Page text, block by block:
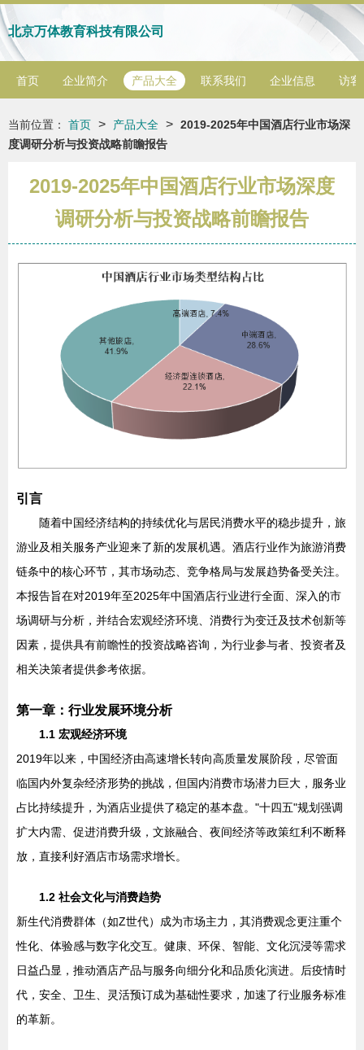
北京万体教育科技有限公司
首页 企业简介 产品大全 联系我们 企业信息 访客
当前位置： 首页 > 产品大全 > 2019-2025年中国酒店行业市场深
度调研分析与投资战略前瞻报告
2019-2025年中国酒店行业市场深度
调研分析与投资战略前瞻报告
引言
随着中国经济结构的持续优化与居民消费水平的稳步提升，旅
游业及相关服务产业迎来了新的发展机遇。酒店行业作为旅游消费
链条中的核心环节，其市场动态、竞争格局与发展趋势备受关注。
本报告旨在对2019年至2025年中国酒店行业进行全面、深入的市
场调研与分析，并结合宏观经济环境、消费行为变迁及技术创新等
因素，提供具有前瞻性的投资战略咨询，为行业参与者、投资者及
相关决策者提供参考依据。
第一章：行业发展环境分析
1.1 宏观经济环境
2019年以来，中国经济由高速增长转向高质量发展阶段，尽管面
临国内外复杂经济形势的挑战，但国内消费市场潜力巨大，服务业
占比持续提升，为酒店业提供了稳定的基本盘。"十四五"规划强调
扩大内需、促进消费升级，文旅融合、夜间经济等政策红利不断释
放，直接利好酒店市场需求增长。
1.2 社会文化与消费趋势
新生代消费群体（如Z世代）成为市场主力，其消费观念更注重个
性化、体验感与数字化交互。健康、环保、智能、文化沉浸等需求
日益凸显，推动酒店产品与服务向细分化和品质化演进。后疫情时
代，安全、卫生、灵活预订成为基础性要求，加速了行业服务标准
的革新。